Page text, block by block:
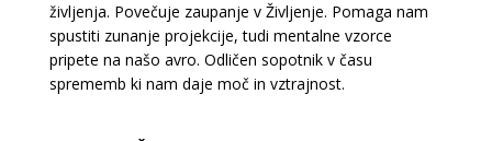
življenja. Povečuje zaupanje v Življenje. Pomaga nam
spustiti zunanje projekcije, tudi mentalne vzorce
pripete na našo avro. Odličen sopotnik v času
sprememb ki nam daje moč in vztrajnost.